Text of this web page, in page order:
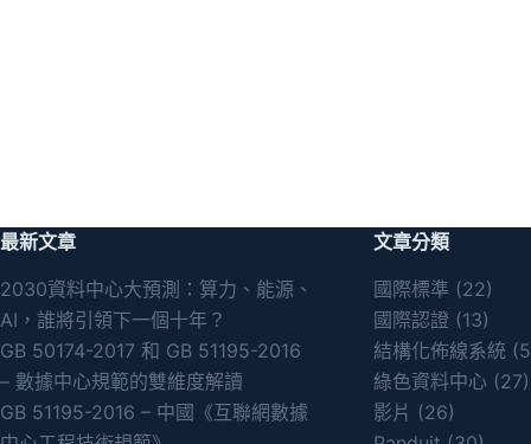
最新文章
2030資料中心大預測：算力、能源、
AI，誰將引領下一個十年？
GB 50174-2017 和 GB 51195-2016
– 數據中心規範的雙維度解讀
GB 51195-2016 – 中國《互聯網數據
文章分類
國際標準 (22)
國際認證(13)
結構化佈線系統
綠色資料中心(27)
影片 (26)